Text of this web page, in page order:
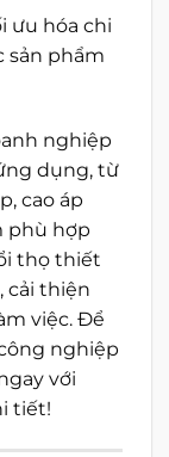
ưu hóa chi
sản phẩm
nghiệp
dụng, từ
cao áp
phù hợp
thọ thiết
cải thiện
việc. Để
nghiệp
với
tiết!